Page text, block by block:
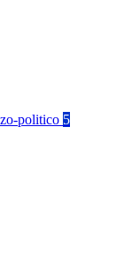
politico 5